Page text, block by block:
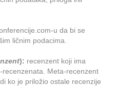
u da bi se
ličnim podacima.
): recenzent koji ima
Meta-recenzent
ko je priložio ostale recenzije